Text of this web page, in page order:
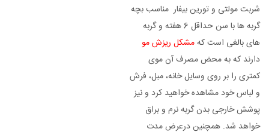
شربت مولتی و تورین بیفار مناسب بچه
گربه ها با سن حداقل 6 هفته و گربه
های بالغی است کهمشکل ریزش مو
دارند که به محض مصرف آن موی
کمتری را بر روی وسایل خانه، مبل، فرش
و لباس خود مشاهده خواهید کرد و نیز
پوشش خارجی بدن گربه نرم و براق
خواهد شد. همچنین درعرض مدت